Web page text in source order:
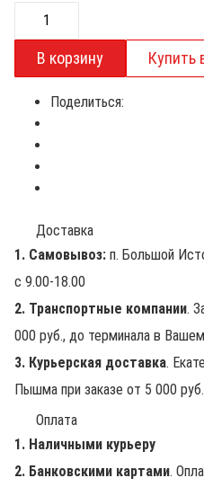
Поделиться:
Доставка
1. Самовывоз: п. Большой
с 9.00-18.00
2. Транспортные компании.
000 руб., до терминала в
3. Курьерская доставка.
Пышма при заказе от 5 000 руб.
Оплата
1. Наличными курьеру
2. Банковскими картами.